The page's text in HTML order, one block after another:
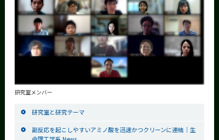
研究室メンバー
研究室と研究テーマ
副反応を起こしやすいアミノ酸を迅速かつクリーンに連結｜生